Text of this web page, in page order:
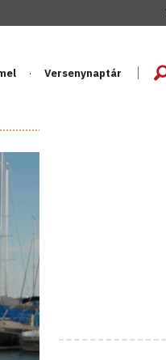
Versenynaptár